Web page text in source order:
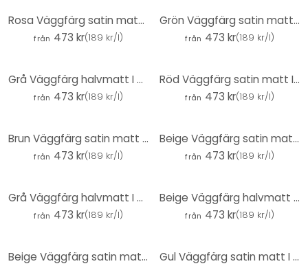
Rosa Väggfärg satin matt I Masterfully Macaron | lekfull och glad karaktär | THE COLOR KITCHEN
från 473 kr(189 kr/l)
Grön Väggfärg satin matt I Mellow Matcha | Skapa rumsharmoni | THE COLOR KITCHEN
från 473 kr(189 kr/l)
Grå Väggfärg halvmatt I Calm Clam | skapa en elegant, modern atmosfär | THE COLOR KITCHEN
från 473 kr(189 kr/l)
Röd Väggfärg satin matt I Sweet Marmelade | passionerad och full av energi | THE COLOR KITCHEN
från 473 kr(189 kr/l)
Brun Väggfärg satin matt I Dynamic Date | skapa en mysig och lugn rumsatmosfär | THE COLOR KITCHEN
från 473 kr(189 kr/l)
Beige Väggfärg satin matt I Flat White Coffee | Rumsöppnande och lugnande | THE COLOR KITCHEN
från 473 kr(189 kr/l)
Grå Väggfärg halvmatt I Grey Salt | skapa en elegant, modern atmosfär | THE COLOR KITCHEN
från 473 kr(189 kr/l)
Beige Väggfärg halvmatt I Himalaya Salt | Rumsbildande och lugnande | THE COLOR KITCHEN
från 473 kr(189 kr/l)
Beige Väggfärg satin matt I Sweet Strawberry | Rumsöppnande och lugnande | THE COLOR KITCHEN Gul Väggfärg satin matt I Mighty Mango | vitaliserande effekt | THE COLOR KITCHEN